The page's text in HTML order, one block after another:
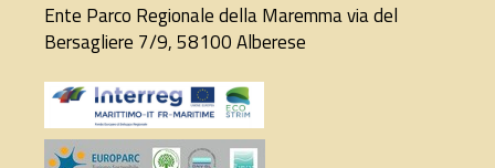
Ente Parco Regionale della Maremma via del
Bersagliere 7/9, 58100 Alberese